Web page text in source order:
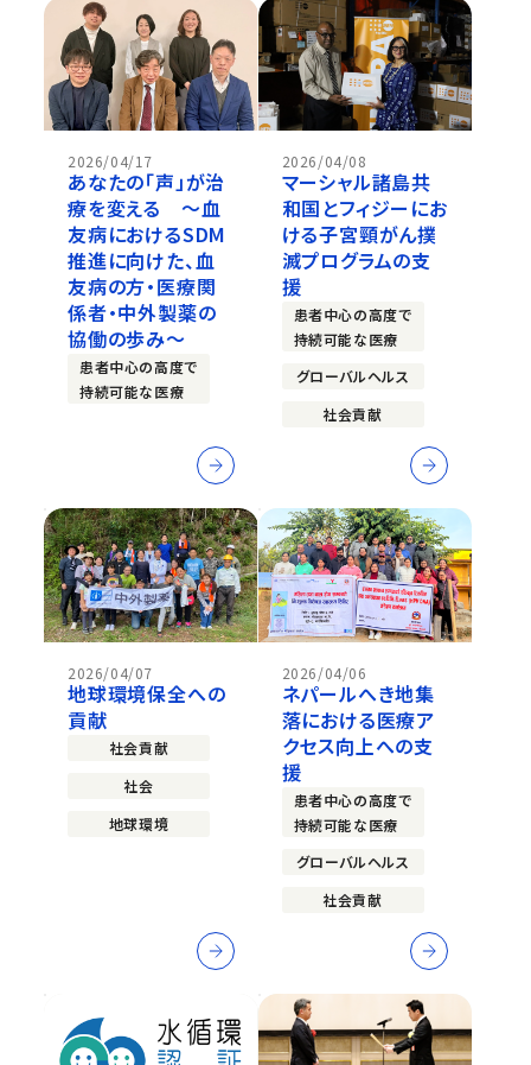
2026/04/17
あなたの「声」が治
療を変える ～血
友病におけるSDM
推進に向けた、血
友病の方・医療関
係者・中外製薬の
協働の歩み～
患者中心の高度で
持続可能な医療
2026/04/08
マーシャル諸島共
和国とフィジーにお
ける子宮頸がん撲
滅プログラムの支
援
患者中心の高度で
持続可能な医療
グローバルヘルス
社会貢献
2026/04/07
地球環境保全への
貢献
社会貢献
社会
地球環境
2026/04/06
ネパールへき地集
落における医療ア
クセス向上への支
援
患者中心の高度で
持続可能な医療
グローバルヘルス
社会貢献